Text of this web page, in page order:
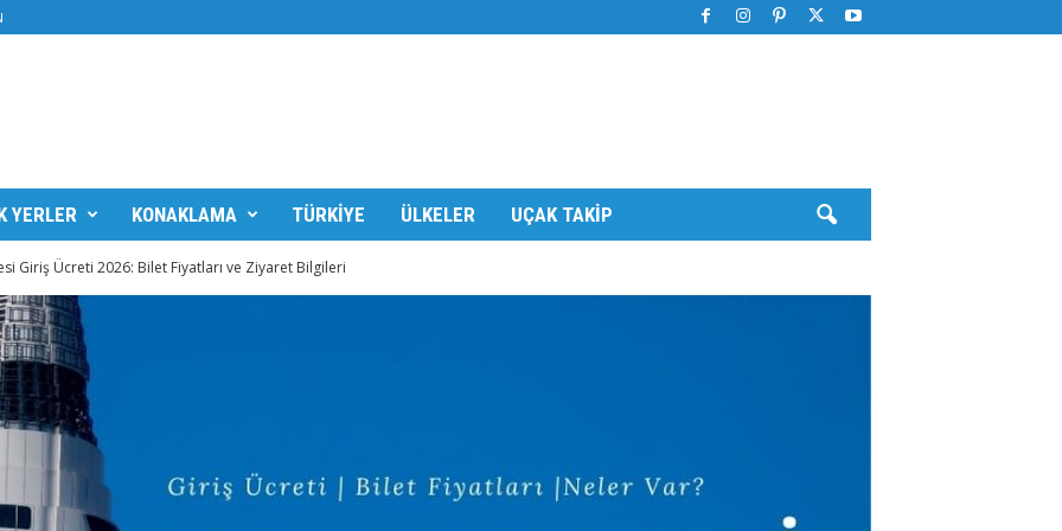
YERLER KONAKLAMA TÜRKIYE ÜLKELER UÇAK TAKIP
Giriş Ücreti 2026: Bilet Fiyatları ve Ziyaret Bilgileri